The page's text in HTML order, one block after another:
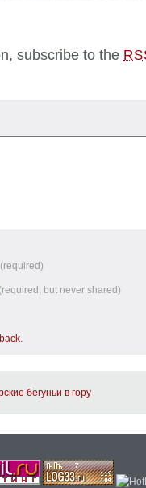
subscribe to the
(required)
(required, but never shared)
.
бегуньи в гору